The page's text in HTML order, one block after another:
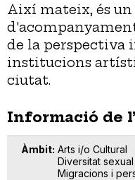
Així mateix, és un
de la
institucions
ciutat.
Informació de
Àmbit Arts i/o Cultural
Diversitat
Migracions i